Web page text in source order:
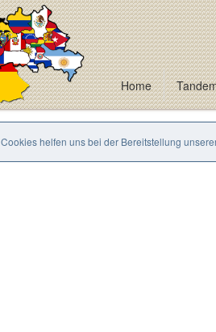
Home
Cookies helfen uns bei der Bereitstellung